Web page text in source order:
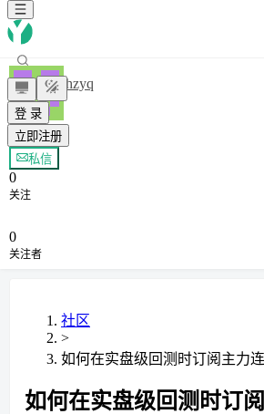
登 录
立即注册
shzyq
+ 关注
私信
0
关注
0
关注者
社区
>
如何在实盘级回测时订阅主力
如何在实盘级回测时订